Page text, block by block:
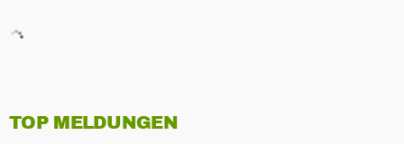
TOP MELDUNGEN